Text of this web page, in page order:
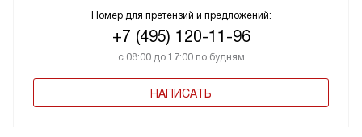
Номер для претензий и предложений:
+7 (495) 120-11-96
с 08:00 до 17:00 по будням
НАПИСАТЬ